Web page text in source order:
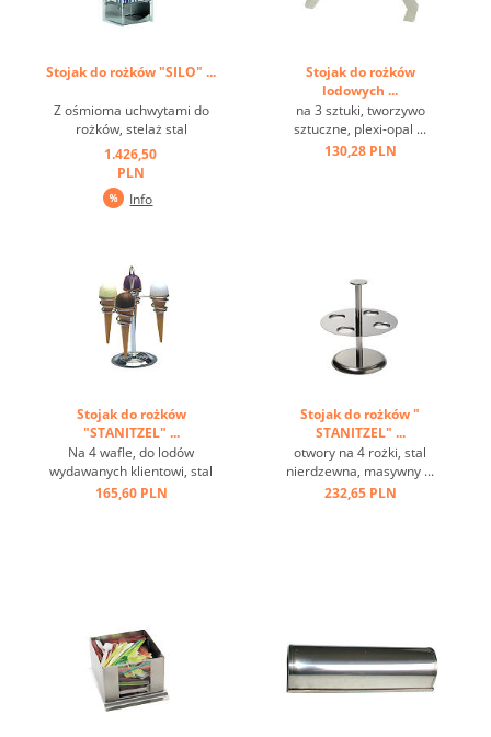
Stojak do rożków "SILO" ...
Z ośmioma uchwytami do
rożków, stelaż stal
nierdzewna, osłona plexi
5mm, półka na serwetki ...
1.426,50
PLN
Info
Stojak do rożków
lodowych ...
na 3 sztuki, tworzywo
sztuczne, plexi-opal ...
130,28 PLN
Stojak do rożków
"STANITZEL" ...
Na 4 wafle, do lodów
wydawanych klientowi, stal
nierdzewna ...
165,60 PLN
Stojak do rożków "
STANITZEL" ...
otwory na 4 rożki, stal
nierdzewna, masywny ...
232,65 PLN